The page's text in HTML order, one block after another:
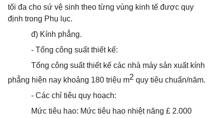
tối đa cho sứ vệ sinh theo từng vùng kinh tế được quy
định trong Phụ lục.
đ) Kính phẳng.
- Tổng công suất thiết kế:
Tổng công suất thiết kế các nhà máy sản xuất kính
phẳng hiện nay khoảng 180 triệu m2 quy tiêu chuẩn/năm.
- Các chỉ tiêu quy hoạch:
Mức tiêu hao: Mức tiêu hao nhiệt năng £ 2.000